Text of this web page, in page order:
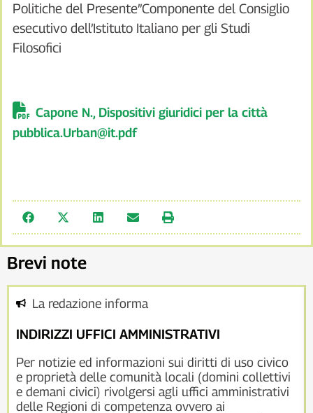
Politiche del Presente”Componente del Consiglio
esecutivo dell’Istituto Italiano per gli Studi
Filosofici
Capone N., Dispositivi giuridici per la città
pubblica.Urban@it.pdf
Brevi note
La redazione informa
INDIRIZZI UFFICI AMMINISTRATIVI
Per notizie ed informazioni sui diritti di uso civico
e proprietà delle comunità locali (domini collettivi
e demani civici) rivolgersi agli uffici amministrativi
delle Regioni di competenza ovvero ai